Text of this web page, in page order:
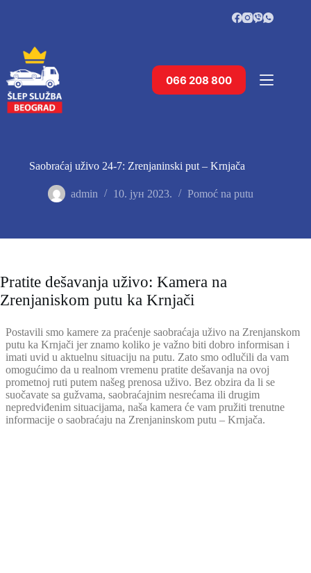
066 208 800
Saobraćaj uživo 24-7: Zrenjaninski put – Krnjača
admin 10. јун 2023. Pomoć na putu
Pratite dešavanja uživo: Kamera na
Zrenjaniskom putu ka Krnjači
Postavili smo kamere za praćenje saobraćaja uživo na Zrenjanskom
putu ka Krnjači jer znamo koliko je važno biti dobro informisan i
imati uvid u aktuelnu situaciju na putu. Zato smo odlučili da vam
omogućimo da u realnom vremenu pratite dešavanja na ovoj
prometnoj ruti putem našeg prenosa uživo. Bez obzira da li se
suočavate sa gužvama, saobraćajnim nesrećama ili drugim
nepredviđenim situacijama, naša kamera će vam pružiti trenutne
informacije o saobraćaju na Zrenjaninskom putu – Krnjača.